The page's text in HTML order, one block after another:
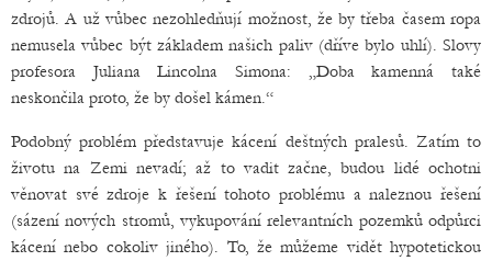
zdrojů. A už vůbec nezohledňují možnost, že by třeba časem ropa
nemusela vůbec být základem našich paliv (dříve bylo uhlí). Slovy
profesora Juliana Lincolna Simona: „Doba kamenná také
neskončila proto, že by došel kámen.“
Podobný problém představuje kácení deštných pralesů. Zatím to
životu na Zemi nevadí; až to vadit začne, budou lidé ochotni
věnovat své zdroje k řešení tohoto problému a naleznou řešení
(sázení nových stromů, vykupování relevantních pozemků odpůrci
kácení nebo cokoliv jiného). To, že můžeme vidět hypotetickou